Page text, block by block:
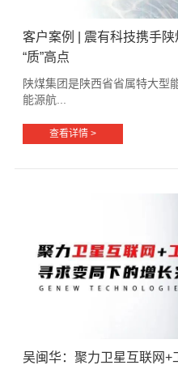
客户案例 | 震有科技携手
“质”高点
陕煤集团是陕西省省属特大型
能源航...
查看详情 >
吴闽华：聚力卫星互联网+